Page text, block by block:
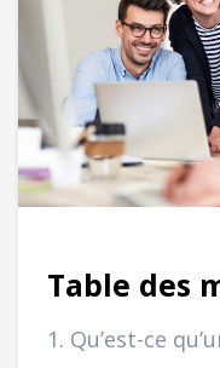
Table des
1. Qu’est-ce